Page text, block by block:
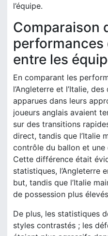
l’équipe.
Comparaison
performances
entre les
En comparant les
l’Angleterre et l’Italie,
apparues dans leurs
joueurs anglais avaient
sur des transitions
direct, tandis que l’Italie
contrôle du ballon et
Cette différence était
statistiques, l’Angleterre
but, tandis que l’Italie
de possession plus
De plus, les statistiques
styles contrastés ; les